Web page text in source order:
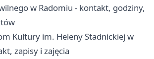
w Radomiu - kontakt, godziny,
Kultury im. Heleny Stadnickiej w
zapisy i zajęcia